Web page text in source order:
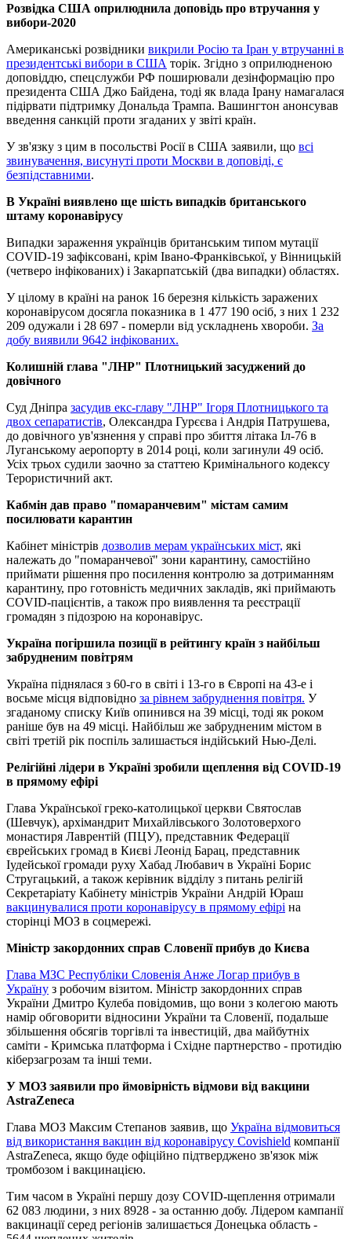
Розвідка США оприлюднила доповідь про втручання у
вибори-2020
Американські розвідники викрили Росію та Іран у втручанні в
президентські вибори в США торік. Згідно з оприлюдненою
доповіддю, спецслужби РФ поширювали дезінформацію про
президента США Джо Байдена, тоді як влада Ірану намагалася
підірвати підтримку Дональда Трампа. Вашингтон анонсував
введення санкцій проти згаданих у звіті країн.
У зв'язку з цим в посольстві Росії в США заявили, що всі
звинувачення, висунуті проти Москви в доповіді, є
безпідставними.
В Україні виявлено ще шість випадків британського
штаму коронавірусу
Випадки зараження українців британським типом мутації
COVID-19 зафіксовані, крім Івано-Франківської, у Вінницькій
(четверо інфікованих) і Закарпатській (два випадки) областях.
У цілому в країні на ранок 16 березня кількість заражених
коронавірусом досягла показника в 1 477 190 осіб, з них 1 232
209 одужали і 28 697 - померли від ускладнень хвороби. За
добу виявили 9642 інфікованих.
Колишній глава "ЛНР" Плотницький засуджений до
довічного
Суд Дніпра засудив екс-главу "ЛНР" Ігоря Плотницького та
двох сепаратистів, Олександра Гурєєва і Андрія Патрушева,
до довічного ув'язнення у справі про збиття літака Іл-76 в
Луганському аеропорту в 2014 році, коли загинули 49 осіб.
Усіх трьох судили заочно за статтею Кримінального кодексу
Терористичний акт.
Кабмін дав право "помаранчевим" містам самим
посилювати карантин
Кабінет міністрів дозволив мерам українських міст, які
належать до "помаранчевої" зони карантину, самостійно
приймати рішення про посилення контролю за дотриманням
карантину, про готовність медичних закладів, які приймають
COVID-пацієнтів, а також про виявлення та реєстрації
громадян з підозрою на коронавірус.
Україна погіршила позиції в рейтингу країн з найбільш
забрудненим повітрям
Україна піднялася з 60-го в світі і 13-го в Європі на 43-е і
восьме місця відповідно за рівнем забруднення повітря. У
згаданому списку Київ опинився на 39 місці, тоді як роком
раніше був на 49 місці. Найбільш же забрудненим містом в
світі третій рік поспіль залишається індійський Нью-Делі.
Релігійні лідери в Україні зробили щеплення від COVID-19
в прямому ефірі
Глава Української греко-католицької церкви Святослав
(Шевчук), архімандрит Михайлівського Золотоверхого
монастиря Лаврентій (ПЦУ), представник Федерації
єврейських громад в Києві Леонід Барац, представник
Іудейської громади руху Хабад Любавич в Україні Борис
Стругацький, а також керівник відділу з питань релігій
Секретаріату Кабінету міністрів України Андрій Юраш
вакцинувалися проти коронавірусу в прямому ефірі на
сторінці МОЗ в соцмережі.
Міністр закордонних справ Словенії прибув до Києва
Глава МЗС Республіки Словенія Анже Логар прибув в
Україну з робочим візитом. Міністр закордонних справ
України Дмитро Кулеба повідомив, що вони з колегою мають
намір обговорити відносини України та Словенії, подальше
збільшення обсягів торгівлі та інвестицій, два майбутніх
саміти - Кримська платформа і Східне партнерство - протидію
кіберзагрозам та інші теми.
У МОЗ заявили про ймовірність відмови від вакцини
AstraZeneca
Глава МОЗ Максим Степанов заявив, що Україна відмовиться
від використання вакцин від коронавірусу Covishield компанії
AstraZeneca, якщо буде офіційно підтверджено зв'язок між
тромбозом і вакцинацією.
Тим часом в Україні першу дозу COVID-щеплення отримали
62 083 людини, з них 8928 - за останню добу. Лідером кампанії
вакцинації серед регіонів залишається Донецька область -